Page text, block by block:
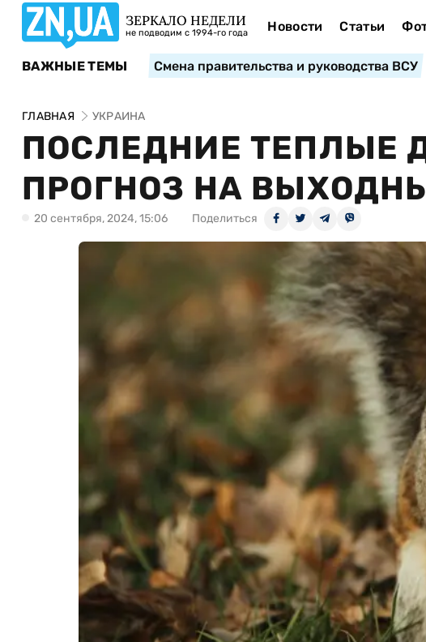
ЗЕРКАЛО НЕДЕЛИ
не подводим с 1994-го года Новости Статьи
ВАЖНЫЕ ТЕМЫ Смена правительства и руководства ВСУ
ГЛАВНАЯ УКРАИНА
ПОСЛЕДНИЕ ТЕПЛЫЕ
ПРОГНОЗ НА
20 сентября, 2024, 15:06 Поделиться